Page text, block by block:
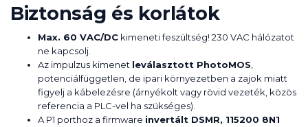
Biztonság és korlátok
Max. 60 VAC/DC kimeneti feszültség! 230 VAC hálózatot
ne kapcsolj.
Az impulzus kimenet leválasztott PhotoMOS
potenciálfüggetlen, de ipari környezetben a zajok miatt
figyelj a kábelezésre (árnyékolt vagy rövid vezeték, közös
referencia a PLC-vel ha szükséges).
A P1 porthoz a firmware invertált DSMR, 115200 8N1